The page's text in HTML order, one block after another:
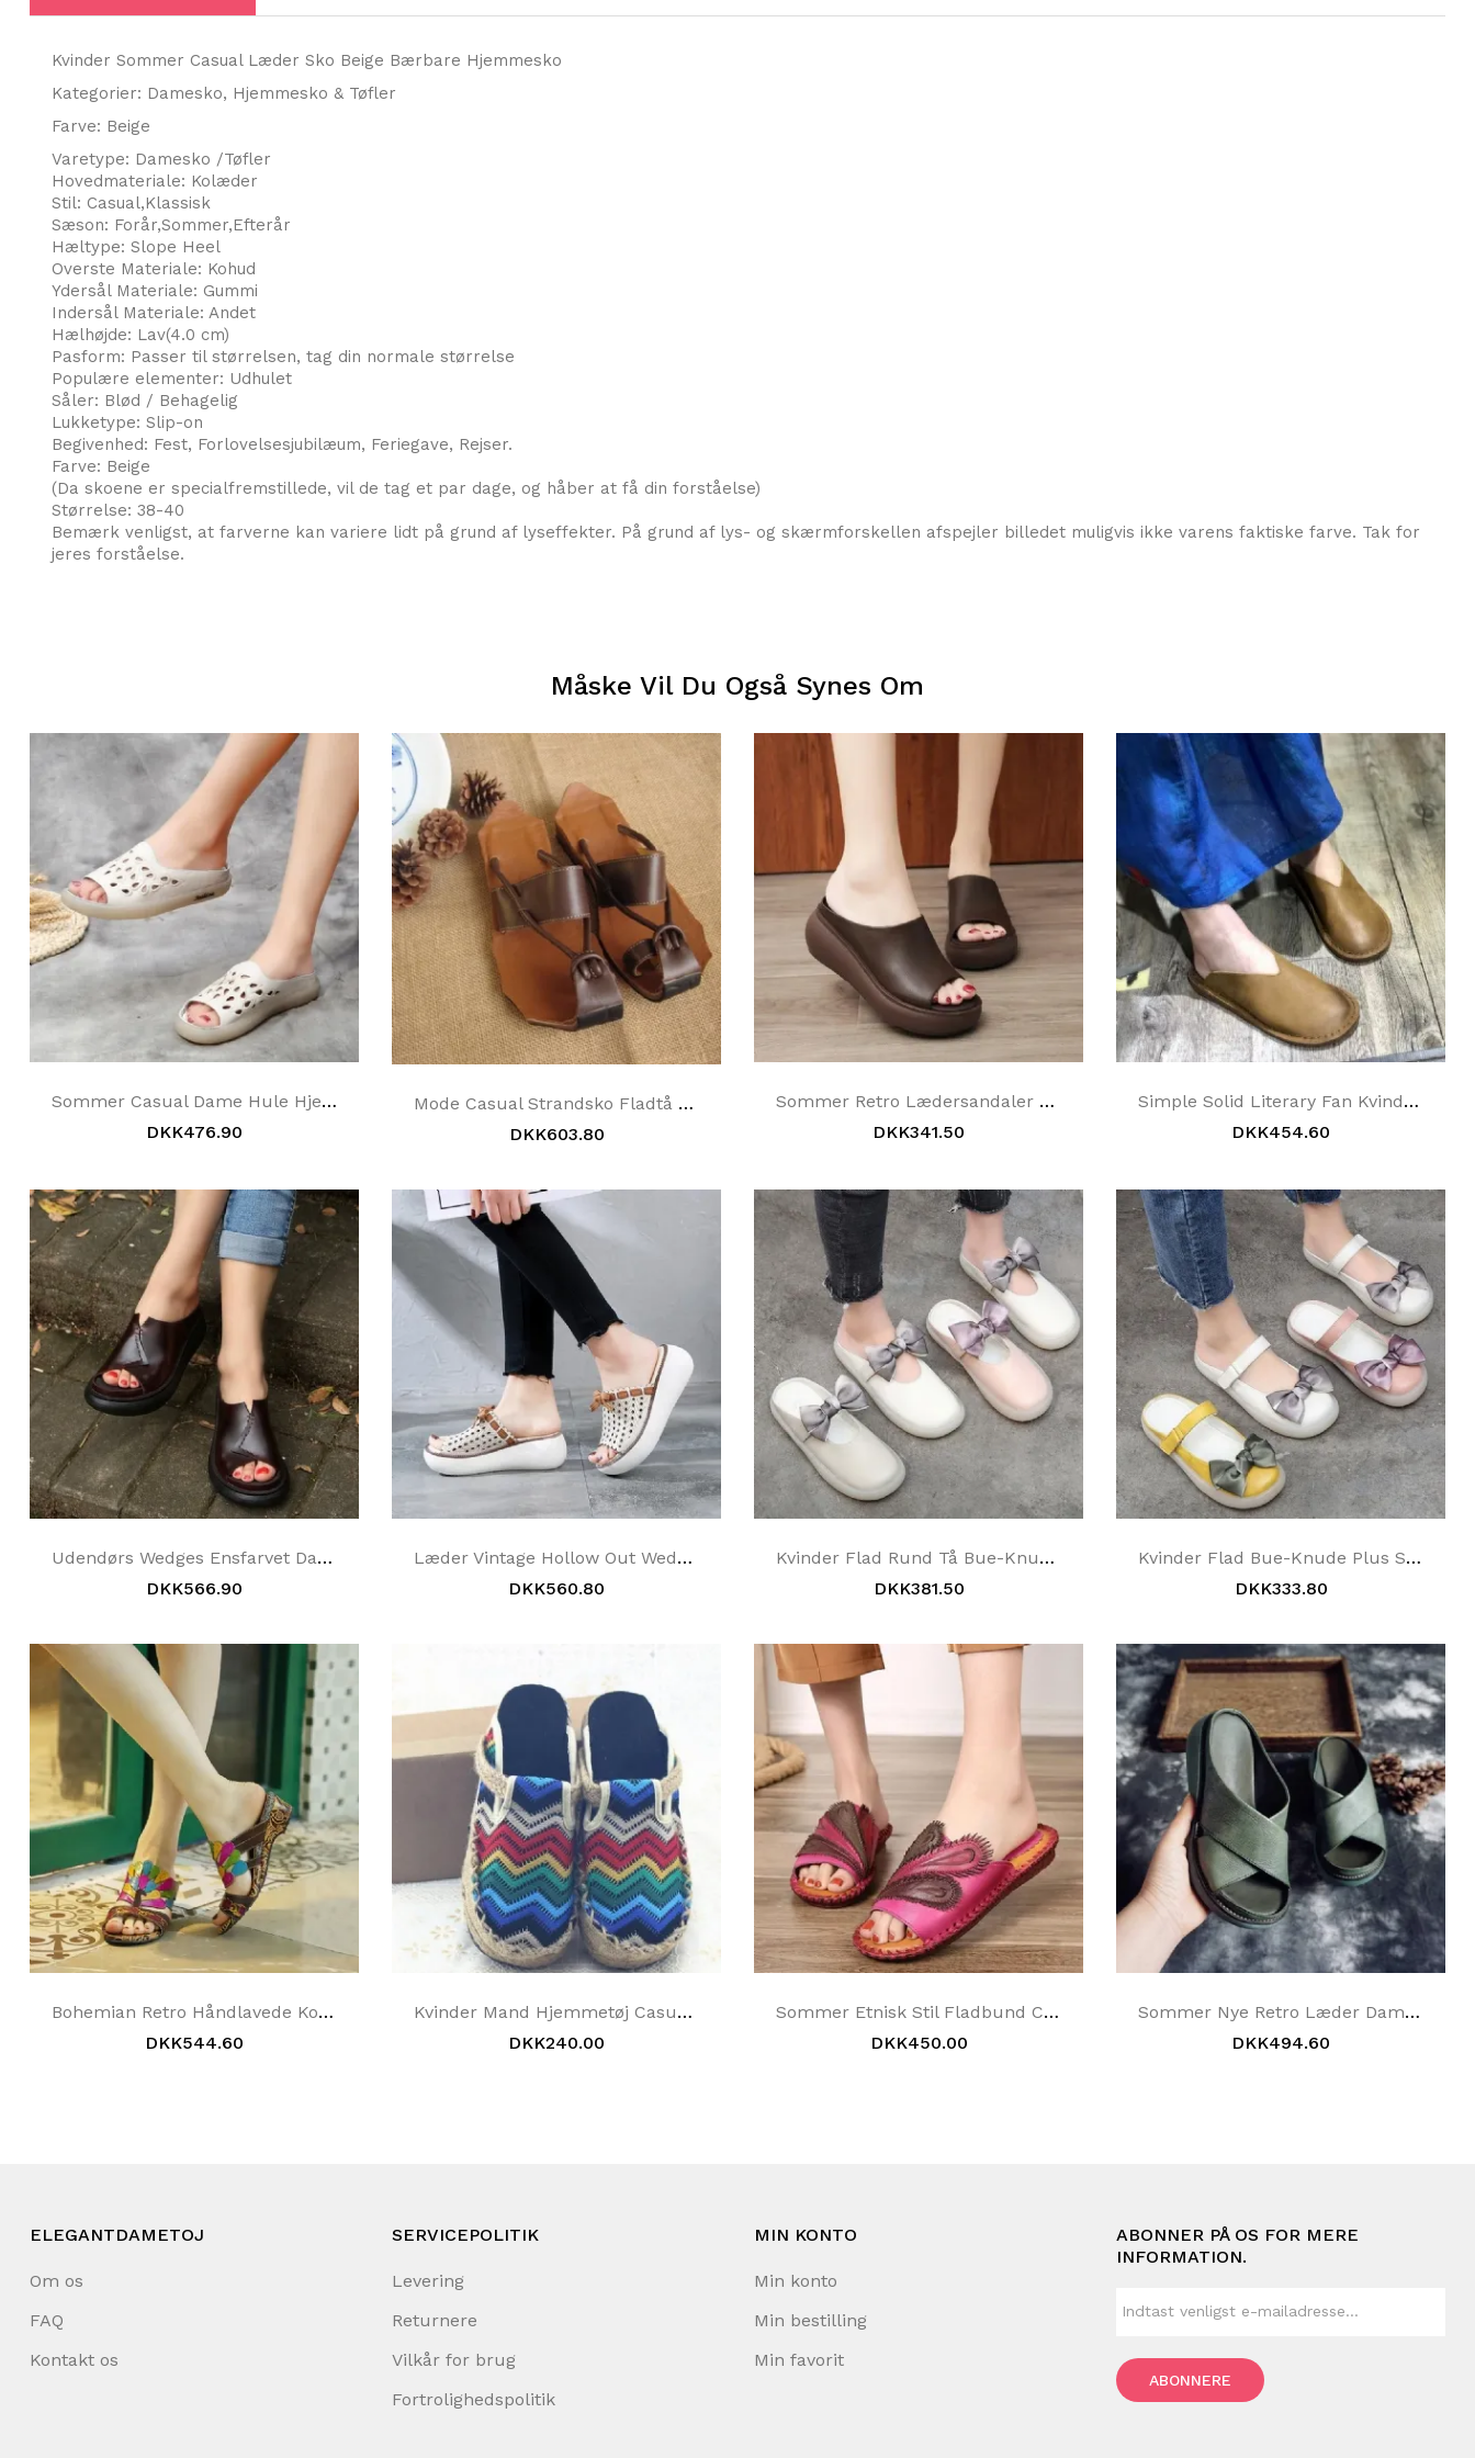
Kvinder Sommer Casual Læder Sko Beige Bærbare Hjemmesko
Kategorier: Damesko, Hjemmesko & Tøfler
Farve: Beige
Varetype: Damesko /Tøfler
Hovedmateriale: Kolæder
Stil: Casual,Klassisk
Sæson: Forår,Sommer,Efterår
Hæltype: Slope Heel
Overste Materiale: Kohud
Ydersål Materiale: Gummi
Indersål Materiale: Andet
Hælhøjde: Lav(4.0 cm)
Pasform: Passer til størrelsen, tag din normale størrelse
Populære elementer: Udhulet
Såler: Blød / Behagelig
Lukketype: Slip-on
Begivenhed: Fest, Forlovelsesjubilæum, Feriegave, Rejser.
Farve: Beige
(Da skoene er specialfremstillede, vil de tag et par dage, og håber at få din forståelse)
Størrelse: 38-40
Bemærk venligst, at farverne kan variere lidt på grund af lyseffekter. På grund af lys- og skærmforskellen afspejler billedet muligvis ikke varens faktiske farve. Tak for
jeres forståelse.
Måske Vil Du Også Synes Om
Sommer Casual Dame Hule Hjemmesko
DKK476.90
Mode Casual Strandsko Fladtå Sandaler Og Slippers Sandaler
DKK603.80
Sommer Retro Lædersandaler Slippers Sko
DKK341.50
Simple Solid Literary Fan Kvinde Fladbund Hjemmesko Lædersko
DKK454.60
Udendørs Wedges Ensfarvet Dame Casual Hjemmesko
DKK566.90
Læder Vintage Hollow Out Wedge Kvinder Casual Hjemmesko
DKK560.80
Kvinder Flad Rund Tå Bue-Knude Plus Størrelse 34-43 Casual Hjemmesko
DKK381.50
Kvinder Flad Bue-Knude Plus Størrelse 34-43 Casual Velcro Hjemmesko
DKK333.80
Bohemian Retro Håndlavede Komfortable Casual Sandaler Hjemmesko 36-42
DKK544.60
Kvinder Mand Hjemmetøj Casual Folk Style Slip-On Flet Retro Hjemmesko 35-44
DKK240.00
Sommer Etnisk Stil Fladbund Casual Strandtøfler
DKK450.00
Sommer Nye Retro Læder Dame Hjemmesko
DKK494.60
ELEGANTDAMETOJ
Om os
FAQ
Kontakt os
SERVICEPOLITIK
Levering
Returnere
Vilkår for brug
Fortrolighedspolitik
MIN KONTO
Min konto
Min bestilling
Min favorit
ABONNER PÅ OS FOR MERE
INFORMATION.
ABONNERE